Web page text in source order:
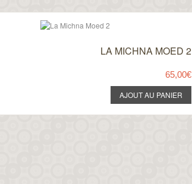
LA MICHNA MOED 2
65,00€